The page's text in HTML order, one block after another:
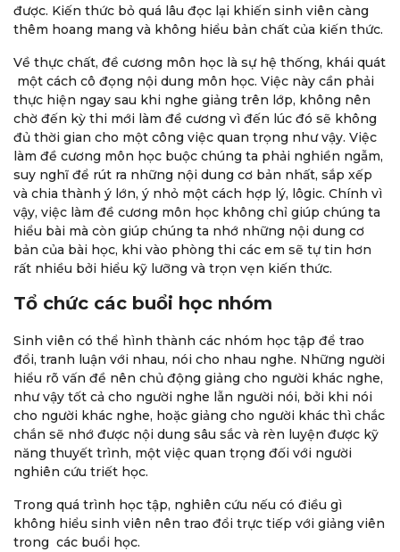
được. Kiến thức bỏ quá lâu đọc lại khiến sinh viên càng
thêm hoang mang và không hiểu bản chất của kiến thức.
Về thực chất, đề cương môn học là sự hệ thống, khái quát
một cách cô đọng nội dung môn học. Việc này cần phải
thực hiện ngay sau khi nghe giảng trên lớp, không nên
chờ đến kỳ thi mới làm đề cương vì đến lúc đó sẽ không
đủ thời gian cho một công việc quan trọng như vậy. Việc
làm đề cương môn học buộc chúng ta phải nghiền ngẫm,
suy nghĩ để rút ra những nội dung cơ bản nhất, sắp xếp
và chia thành ý lớn, ý nhỏ một cách hợp lý, lôgic. Chính vì
vậy, việc làm đề cương môn học không chỉ giúp chúng ta
hiểu bài mà còn giúp chúng ta nhớ những nội dung cơ
bản của bài học, khi vào phòng thi các em sẽ tự tin hơn
rất nhiều bởi hiểu kỹ lưỡng và trọn vẹn kiến thức.
Tổ chức các buổi học nhóm
Sinh viên có thể hình thành các nhóm học tập để trao
đổi, tranh luận với nhau, nói cho nhau nghe. Những người
hiểu rõ vấn đề nên chủ động giảng cho người khác nghe,
như vậy tốt cả cho người nghe lẫn người nói, bởi khi nói
cho người khác nghe, hoặc giảng cho người khác thì chắc
chắn sẽ nhớ được nội dung sâu sắc và rèn luyện được kỹ
năng thuyết trình, một việc quan trọng đối với người
nghiên cứu triết học.
Trong quá trình học tập, nghiên cứu nếu có điều gì
không hiểu sinh viên nên trao đổi trực tiếp với giảng viên
trong các buổi học.